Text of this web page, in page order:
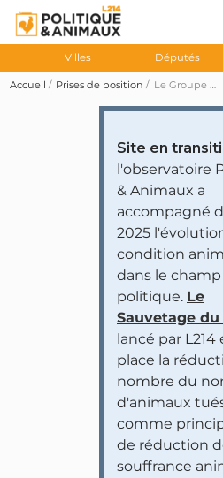
Villes Députés
Accueil Prises de position Le Groupe d'études Corrida invite l'ONCT à l'Assemblée pour présenter son plan de défense de la corrida
Site en
l'observatoire
& Animaux a
accompagné
2025
condition
dans le champ
politique. Le
Sauvetage du
lancé par L214
place la
nombre du
d'animaux
comme
de réduction
souffrance